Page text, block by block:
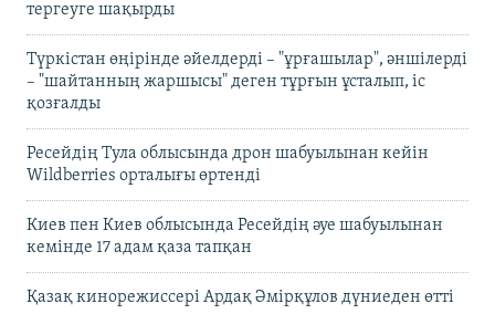
тергеуге шақырды
Түркістан өңірінде әйелдерді – "ұрғашылар", әншілерді
– "шайтанның жаршысы" деген тұрғын ұсталып, іс
қозғалды
Ресейдің Тула облысында дрон шабуылынан кейін
Wildberries орталығы өртенді
Киев пен Киев облысында Ресейдің әуе шабуылынан
кемінде 17 адам қаза тапқан
Қазақ кинорежиссері Ардақ Әмірқұлов дүниеден өтті